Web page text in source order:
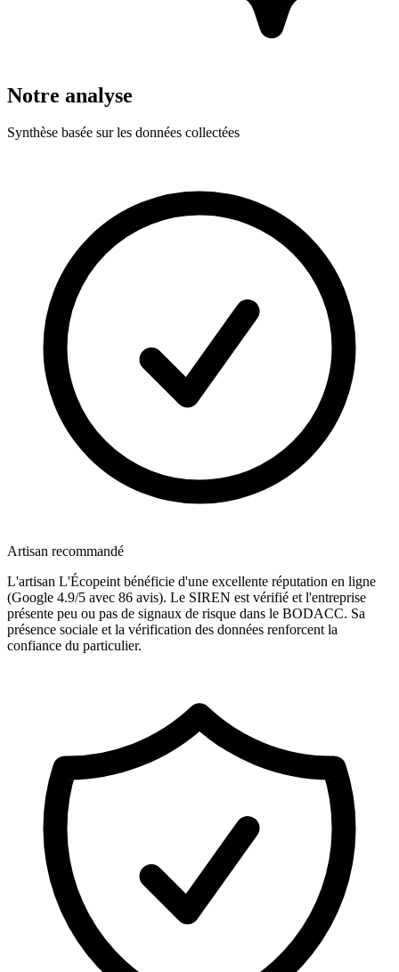
Notre analyse
Synthèse basée sur les données collectées
Artisan recommandé
L'artisan L'Écopeint bénéficie d'une excellente réputation en ligne
(Google 4.9/5 avec 86 avis). Le SIREN est vérifié et l'entreprise
présente peu ou pas de signaux de risque dans le BODACC. Sa
présence sociale et la vérification des données renforcent la
confiance du particulier.